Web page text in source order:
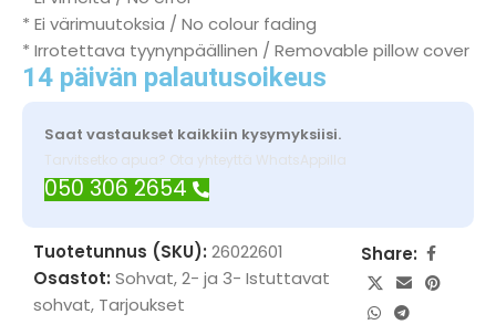
* Ei värimuutoksia / No colour fading
* Irrotettava tyynynpäällinen / Removable pillow cover
14 päivän palautusoikeus
Saat vastaukset kaikkiin kysymyksiisi.
Tarvitsetko apua? Ota yhteyttä WhatsAppilla
050 306 2654
Tuotetunnus (SKU): 26022601
Osastot: Sohvat,2- ja 3- Istuttavat
sohvat, Tarjoukset
Share: